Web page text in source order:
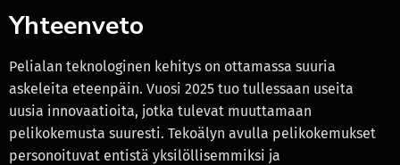
Yhteenveto
Pelialan teknologinen kehitys on ottamassa suuria
askeleita eteenpäin. Vuosi 2025 tuo tullessaan useita
uusia innovaatioita, jotka tulevat muuttamaan
pelikokemusta suuresti. Tekoälyn avulla pelikokemukset
personoituvat entistä yksilöllisemmiksi ja